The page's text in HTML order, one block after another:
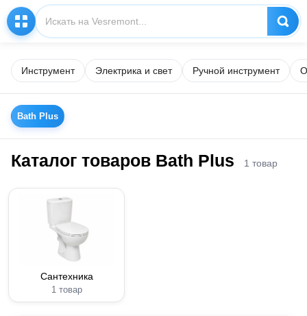
Инструмент Электрика и свет Ручной инструмент
Bath Plus
Каталог товаров Bath Plus 1 товар
Сантехника
1 товар